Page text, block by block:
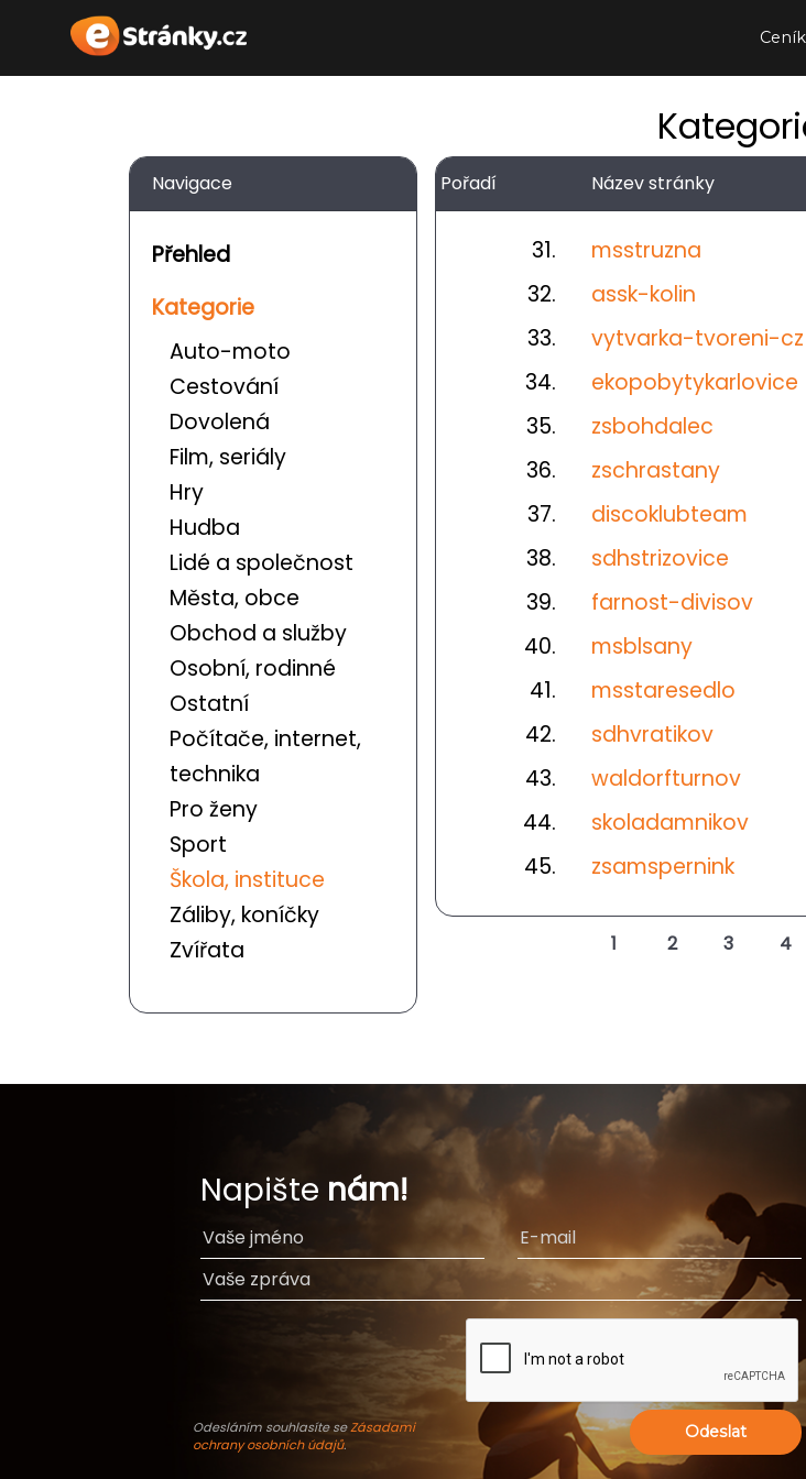
Ceník
Navigace
Přehled
Kategorie
Auto-moto
Cestování
Dovolená
Film, seriály
Hry
Hudba
Lidé a společnost
Města, obce
Obchod a služby
Osobní, rodinné
Ostatní
Počítače, internet,
technika
Pro ženy
Sport
Škola, instituce
Záliby, koníčky
Zvířata
Pořadí Název stránky
31. msstruzna
32.
assk-kolin
33.
vytvarka-tvoreni-cz
34.
ekopobytykarlovice
35.
zsbohdalec
36.
zschrastany
37.
discoklubteam
38.
sdhstrizovice
39.
farnost-divisov
40.
msblsany
41.
msstaresedlo
42.
sdhvratikov
43.
waldorfturnov
44.
skoladamnikov
45.
zsamspernink
1 2 3 4
Napište nám!
Odesláním souhlasíte seZásadami
ochrany osobních údajů.
Odeslat